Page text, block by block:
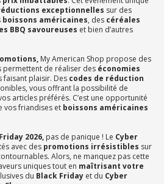
exceptionnelles sur des
boissons américaines, des céréales
BBQ savoureuses et bien d’autres
My American Shop propose des
permettent de réaliser des économies
faisant plaisir. Des codes de réduction
vous offrant la possibilité de
articles préférés. C’est une opportunité
vos friandises et boissons américaines
2026, pas de panique ! Le Cyber
avec des promotions irrésistibles sur
Alors, ne manquez pas cette
uniques tout en maîtrisant votre
du Black Friday et du Cyber